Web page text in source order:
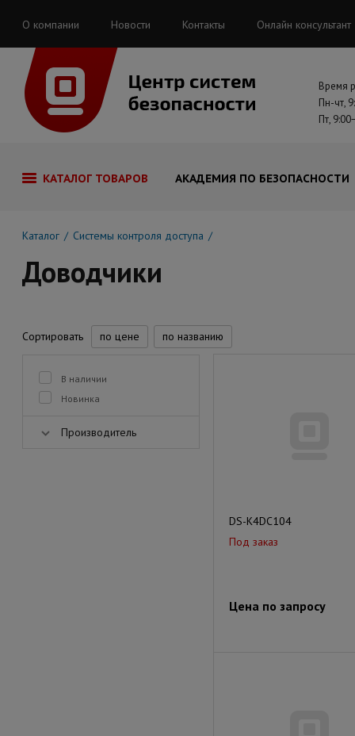
О компании Новости Контакты Онлайн консультант
Время
Пн-чт,
Пт,
КАТАЛОГ ТОВАРОВ АКАДЕМИЯ ПО БЕЗОПАСНОСТИ
Каталог Системы контроля доступа
Доводчики
Сортировать по цене по названию
В наличии
Новинка
Производитель
DS-K4DC104
Под заказ
Цена по запросу